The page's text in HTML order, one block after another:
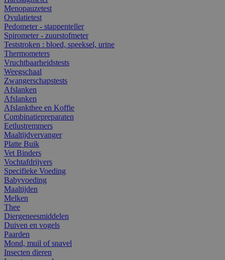
Menopauzetest
Ovulatietest
Pedometer - stappenteller
Spirometer - zuurstofmeter
Teststroken : bloed, speeksel, urine
Thermometers
Vruchtbaarheidstests
Weegschaal
Zwangerschapstests
Afslanken
Afslanken
Afslankthee en Koffie
Combinatiepreparaten
Eetlustremmers
Maaltijdvervanger
Platte Buik
Vet Binders
Vochtafdrijvers
Specifieke Voeding
Babyvoeding
Maaltijden
Melken
Thee
Diergeneesmiddelen
Duiven en vogels
Paarden
Mond, muil of snavel
Insecten dieren